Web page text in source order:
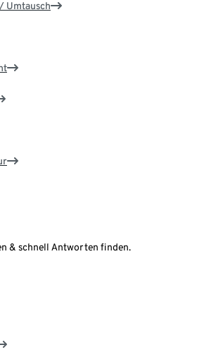
Umtausch
& schnell Antworten finden.